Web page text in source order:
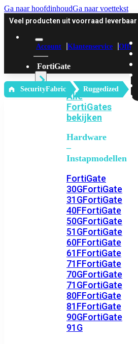
Ga naar hoofdinhoudGa naar voettekst
Veel producten uit voorraad leverbaar
Account Klantenservice Offerte
FortiGate
Alle
FortiGates
bekijken
Hardware
–
Instapmodellen
FortiGate
30GFortiGate
31GFortiGate
40FFortiGate
50GFortiGate
51GFortiGate
60FFortiGate
61FFortiGate
71FFortiGate
70GFortiGate
71GFortiGate
80FFortiGate
81FFortiGate
90GFortiGate
91G
‎ SecurityFabric Ruggedized